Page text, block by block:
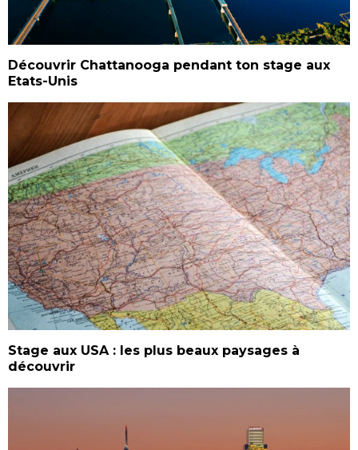
Découvrir Chattanooga pendant ton stage aux
Etats-Unis
Stage aux USA : les plus beaux paysages à
découvrir